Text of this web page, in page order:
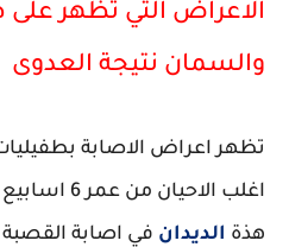
الاعراض التي تظهر على
والسمان نتيجة العدوى
تظهر اعراض الاصابة
هذة الديدان في اصابة القصبة